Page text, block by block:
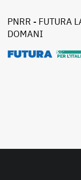
PNRR - FUTURA
DOMANI